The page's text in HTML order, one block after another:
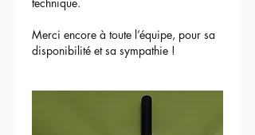
Merci encore à toute l’équipe, pour sa
disponibilité et sa sympathie !